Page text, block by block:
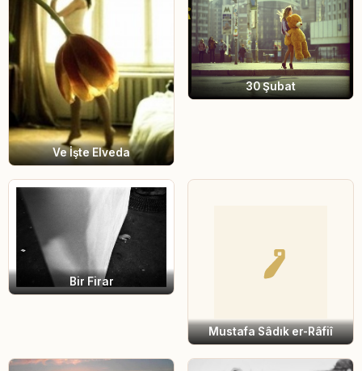
Ve İşte Elveda
30 Şubat
Bir Firar
Mustafa Sâdık er-Râfiî